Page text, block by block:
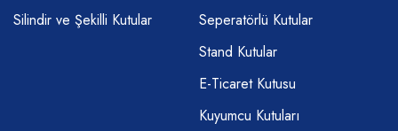
Silindir ve Şekilli Kutular
Seperatörlü Kutular
Stand Kutular
E-Ticaret Kutusu
Kuyumcu Kutuları